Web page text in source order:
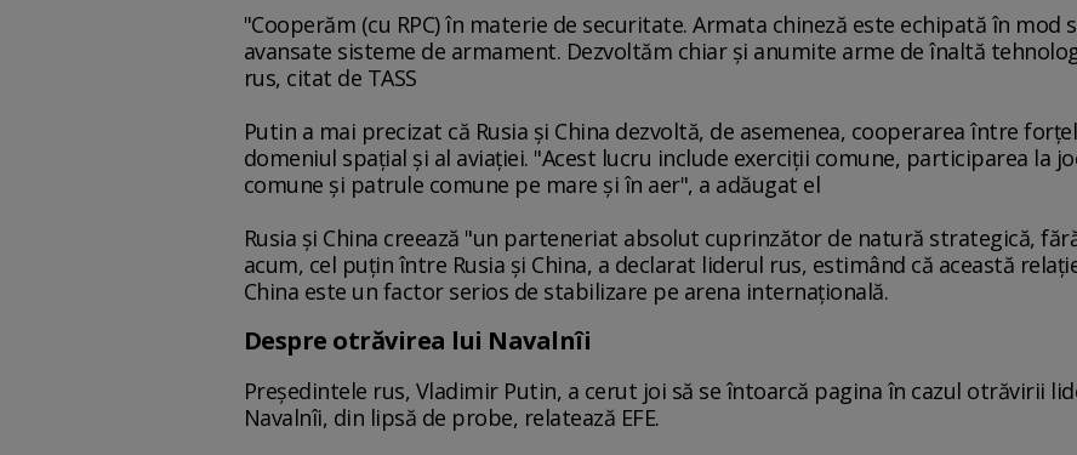
"Cooperăm (cu RPC) în materie de securitate. Armata chineză este echipată în mod
avansate sisteme de armament. Dezvoltăm chiar şi anumite arme de înaltă
rus, citat de TASS
Putin a mai precizat că Rusia şi China dezvoltă, de asemenea, cooperarea între
domeniul spaţial şi al aviaţiei. "Acest lucru include exerciţii comune, participarea la
comune şi patrule comune pe mare şi în aer", a adăugat el
Rusia şi China creează "un parteneriat absolut cuprinzător de natură strategică,
acum, cel puţin între Rusia şi China, a declarat liderul rus, estimând că această
China este un factor serios de stabilizare pe arena internaţională.
Despre otrăvirea lui Navalnîi
Preşedintele rus, Vladimir Putin, a cerut joi să se întoarcă pagina în cazul otrăvirii
Navalnîi, din lipsă de probe, relatează EFE.